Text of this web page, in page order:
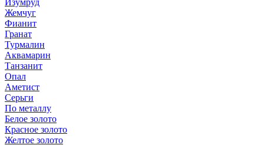
Изумруд
Жемчуг
Фианит
Гранат
Турмалин
Аквамарин
Танзанит
Опал
Аметист
Серьги
По металлу
Белое золото
Красное золото
Желтое золото